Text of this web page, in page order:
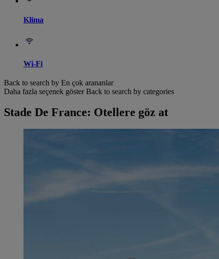
Klima
Wi-Fi
Back to search by En çok arananlar
Daha fazla seçenek göster Back to search by categories
Stade De France: Otellere göz at